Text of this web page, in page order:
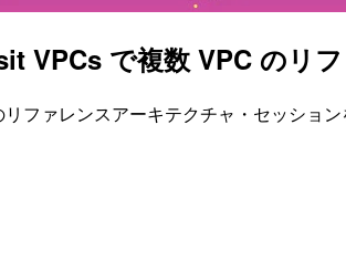
VPCs で複数 VPC のリ
ファレンスアーキテクチャ・セッション